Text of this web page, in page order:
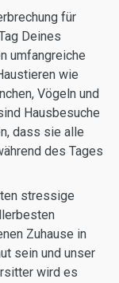
für
Deines
umfangreiche
wie
Vögeln und
Hausbesuche
dass sie alle
des Tages
stressige
Zuhause in
sein und unser
wird es